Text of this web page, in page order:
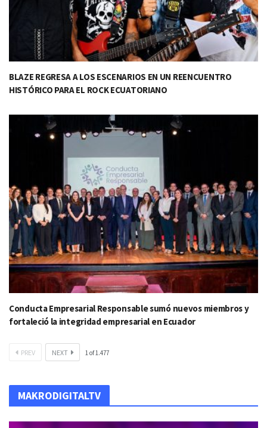
BLAZE REGRESA A LOS ESCENARIOS EN UN REENCUENTRO
HISTÓRICO PARA EL ROCK ECUATORIANO
Conducta Empresarial Responsable sumó nuevos miembros y
fortaleció la integridad empresarial en Ecuador
PREV NEXT 1of1.477
MAKRODIGITALTV